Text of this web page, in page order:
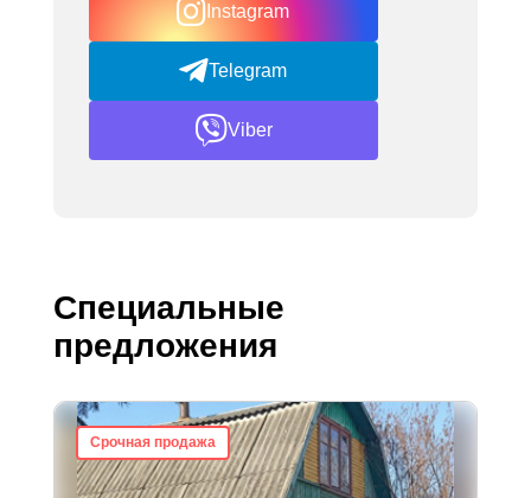
Instagram
Telegram
Viber
Специальные
предложения
Срочная продажа